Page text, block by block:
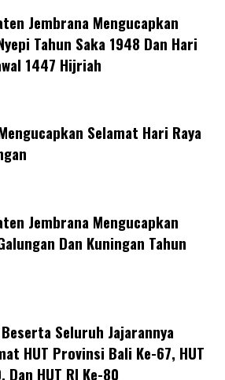
Jembrana Mengucapkan
Tahun Saka 1948 Dan Hari
1447 Hijriah
Selamat Hari Raya
Jembrana Mengucapkan
Dan Kuningan Tahun
Seluruh Jajarannya
HUT Provinsi Bali Ke-67, HUT
Dan HUT RI Ke-80